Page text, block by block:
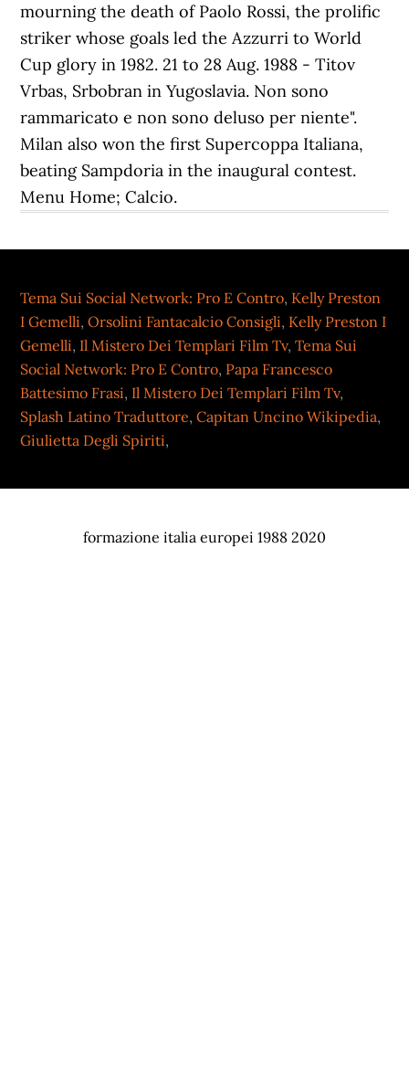
mourning the death of Paolo Rossi, the prolific
striker whose goals led the Azzurri to World
Cup glory in 1982. 21 to 28 Aug. 1988 - Titov
Vrbas, Srbobran in Yugoslavia. Non sono
rammaricato e non sono deluso per niente".
Milan also won the first Supercoppa Italiana,
beating Sampdoria in the inaugural contest.
Menu Home; Calcio.
Tema Sui Social Network: Pro E Contro, Kelly Preston
I Gemelli,Orsolini Fantacalcio Consigli, Kelly Preston I
Gemelli, Il Mistero Dei Templari Film Tv,Tema Sui
Social Network: Pro E Contro, Papa Francesco
Battesimo Frasi, Il Mistero Dei Templari Film Tv,
Splash Latino Traduttore,Capitan Uncino Wikipedia,
Giulietta Degli Spiriti,
formazione italia europei 1988 2020